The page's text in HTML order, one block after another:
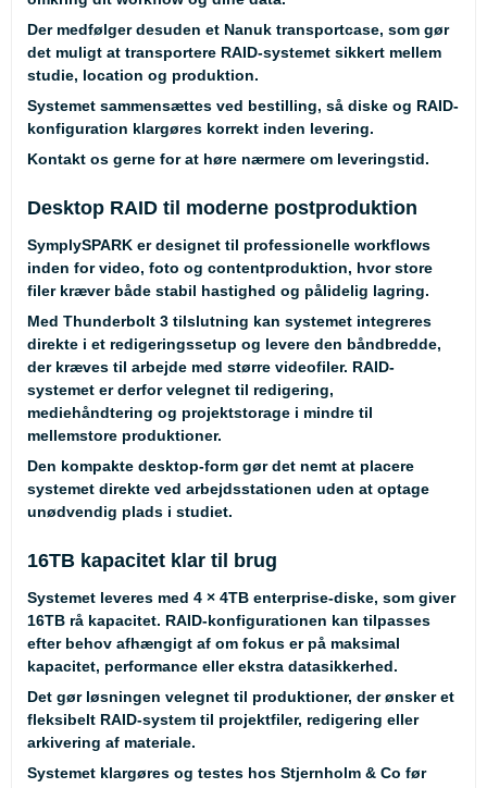
Der medfølger desuden et Nanuk transportcase, som gør
det muligt at transportere RAID-systemet sikkert mellem
studie, location og produktion.
Systemet sammensættes ved bestilling, så diske og RAID-
konfiguration klargøres korrekt inden levering.
Kontakt os gerne for at høre nærmere om leveringstid.
Desktop RAID til moderne postproduktion
SymplySPARK er designet til professionelle workflows
inden for video, foto og contentproduktion, hvor store
filer kræver både stabil hastighed og pålidelig lagring.
Med Thunderbolt 3 tilslutning kan systemet integreres
direkte i et redigeringssetup og levere den båndbredde,
der kræves til arbejde med større videofiler. RAID-
systemet er derfor velegnet til redigering,
mediehåndtering og projektstorage i mindre til
mellemstore produktioner.
Den kompakte desktop-form gør det nemt at placere
systemet direkte ved arbejdsstationen uden at optage
unødvendig plads i studiet.
16TB kapacitet klar til brug
Systemet leveres med 4 × 4TB enterprise-diske, som giver
16TB rå kapacitet. RAID-konfigurationen kan tilpasses
efter behov afhængigt af om fokus er på maksimal
kapacitet, performance eller ekstra datasikkerhed.
Det gør løsningen velegnet til produktioner, der ønsker et
fleksibelt RAID-system til projektfiler, redigering eller
arkivering af materiale.
Systemet klargøres og testes hos Stjernholm & Co før